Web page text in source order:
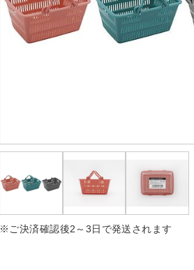
※ご決済確認後2～3日で発送されます